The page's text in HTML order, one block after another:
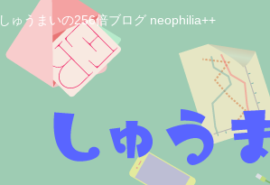
しゅうまいの256倍ブログ neophilia++